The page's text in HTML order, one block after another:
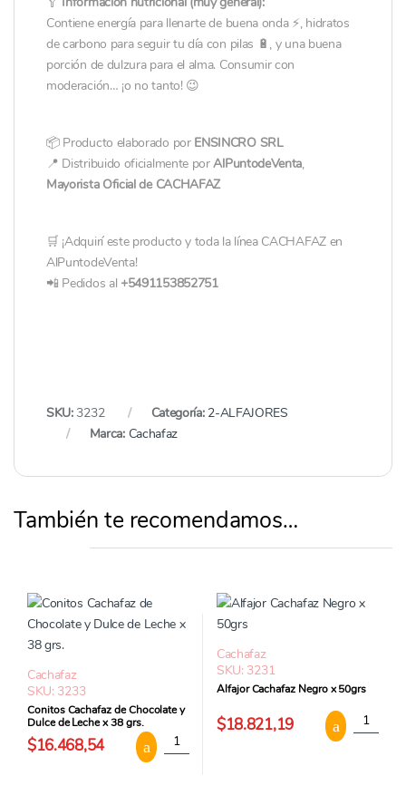
Contiene energía para llenarte de buena onda ⚡, hidratos
de carbono para seguir tu día con pilas 🔋, y una buena
porción de dulzura para el alma. Consumir con
moderación… ¡o no tanto! 😉
📦 Producto elaborado por ENSINCRO SRL
📍 Distribuido oficialmente porAlPuntodeVenta,
Mayorista Oficial de CACHAFAZ
🛒 ¡Adquirí este producto y toda la línea CACHAFAZ en
AlPuntodeVenta!
📲 Pedidos al +5491153852751
SKU: 3232 Categoría: 2-ALFAJORES
Marca: Cachafaz
También te recomendamos…
Cachafaz
SKU: 3233
Conitos Cachafaz de Chocolate y
Dulce de Leche x 38 grs.
$16.468,54 Conitos Cachafaz de Chocolate y Dulce de
Cachafaz
SKU: 3231
Alfajor Cachafaz Negro x 50grs
$18.821,19 Alfajor